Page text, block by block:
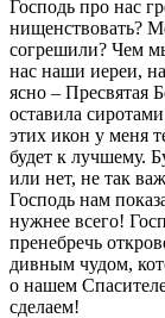
Господь про нас
нищенствовать?
согрешили? Чем
нас наши иереи,
ясно – Пресвятая
оставила
этих икон у меня
будет к лучшему.
или нет, не так
Господь нам
нужнее всего!
пренебречь
дивным чудом,
о нашем
сделаем!